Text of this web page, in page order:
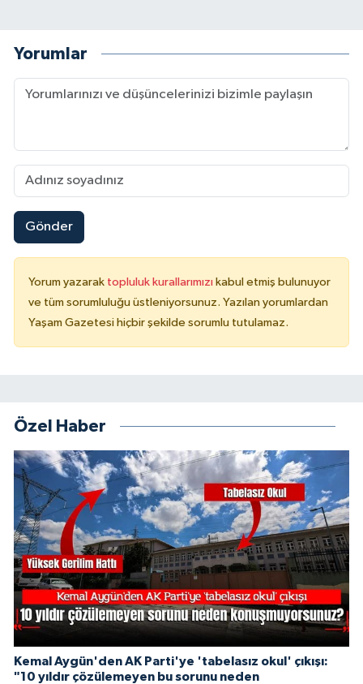
Yorumlar
Gönder
Yorum yazarak topluluk kurallarımızı kabul etmiş bulunuyor
ve tüm sorumluluğu üstleniyorsunuz. Yazılan yorumlardan
Yaşam Gazetesi hiçbir şekilde sorumlu tutulamaz.
Özel Haber
Kemal Aygün'den AK Parti'ye 'tabelasız okul' çıkışı:
"10 yıldır çözülemeyen bu sorunu neden